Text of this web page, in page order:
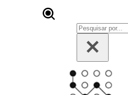
Pesquisar
por...